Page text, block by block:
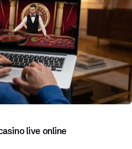
live online